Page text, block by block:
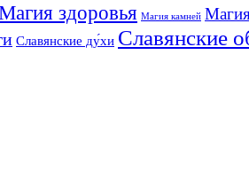
здоровья Магия камней
Славянские ду́хи Славянские